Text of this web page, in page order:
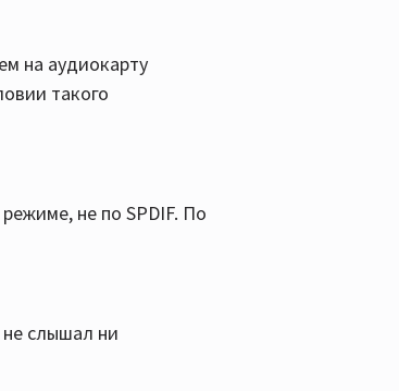
на аудиокарту
такого
не по SPDIF. По
не слышал ни